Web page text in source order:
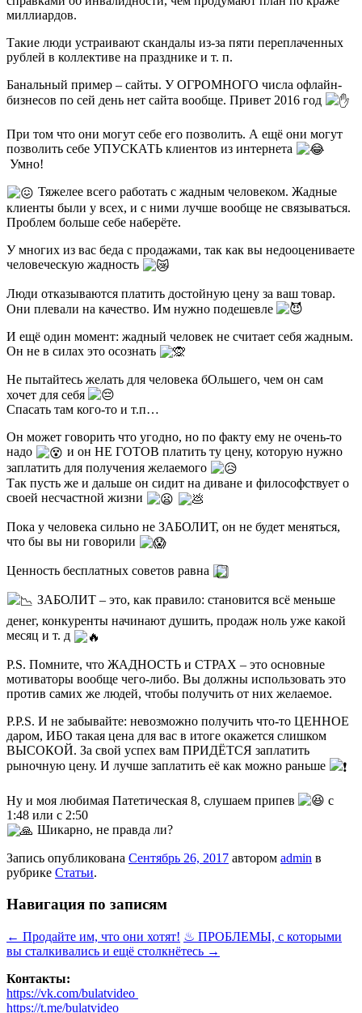
миллиардов.
Такие люди устраивают скандалы из-за пяти переплаченных
рублей в коллективе на празднике и т. п.
Банальный пример – сайты. У ОГРОМНОГО числа офлайн-
бизнесов по сей день нет сайта вообще. Привет 2016 год
При том что они могут себе его позволить. А ещё они могут
позволить себе УПУСКАТЬ клиентов из интернета
Умно!
Тяжелее всего работать с жадным человеком. Жадные
клиенты были у всех, и с ними лучше вообще не связываться.
Проблем больше себе наберёте.
У многих из вас беда с продажами, так как вы недооцениваете
человеческую жадность
Люди отказываются платить достойную цену за ваш товар.
Они плевали на качество. Им нужно подешевле
И ещё один момент: жадный человек не считает себя жадным.
Он не в силах это осознать
Не пытайтесь желать для человека бОльшего, чем он сам
хочет для себя
Спасать там кого-то и т.п…
Он может говорить что угодно, но по факту ему не очень-то
надо
и он НЕ ГОТОВ платить ту цену, которую нужно
заплатить для получения желаемого
Так пусть же и дальше он сидит на диване и философствует о
своей несчастной жизни
Пока у человека сильно не ЗАБОЛИТ, он не будет меняться,
что бы вы ни говорили
Ценность бесплатных советов равна
ЗАБОЛИТ – это, как правило: становится всё меньше
денег, конкуренты начинают душить, продаж ноль уже какой
месяц и т. д
P.S. Помните, что ЖАДНОСТЬ и СТРАХ – это основные
мотиваторы вообще чего-либо. Вы должны использовать это
против самих же людей, чтобы получить от них желаемое.
P.P.S. И не забывайте: невозможно получить что-то ЦЕННОЕ
даром, ИБО такая цена для вас в итоге окажется слишком
ВЫСОКОЙ. За свой успех вам ПРИДЁТСЯ заплатить
рыночную цену. И лучше заплатить её как можно раньше
Ну и моя любимая Патетическая 8, слушаем припев
с
1:48 или с 2:50
Шикарно, не правда ли?
Запись опубликована Сентябрь 26, 2017 автором admin в
рубрике Статьи.
Навигация по записям
← Продайте им, что они хотят! ♨ ПРОБЛЕМЫ, с которыми
вы сталкивались и ещё столкнётесь →
Контакты:
https://vk.com/bulatvideo
https://t.me/bulatvideo